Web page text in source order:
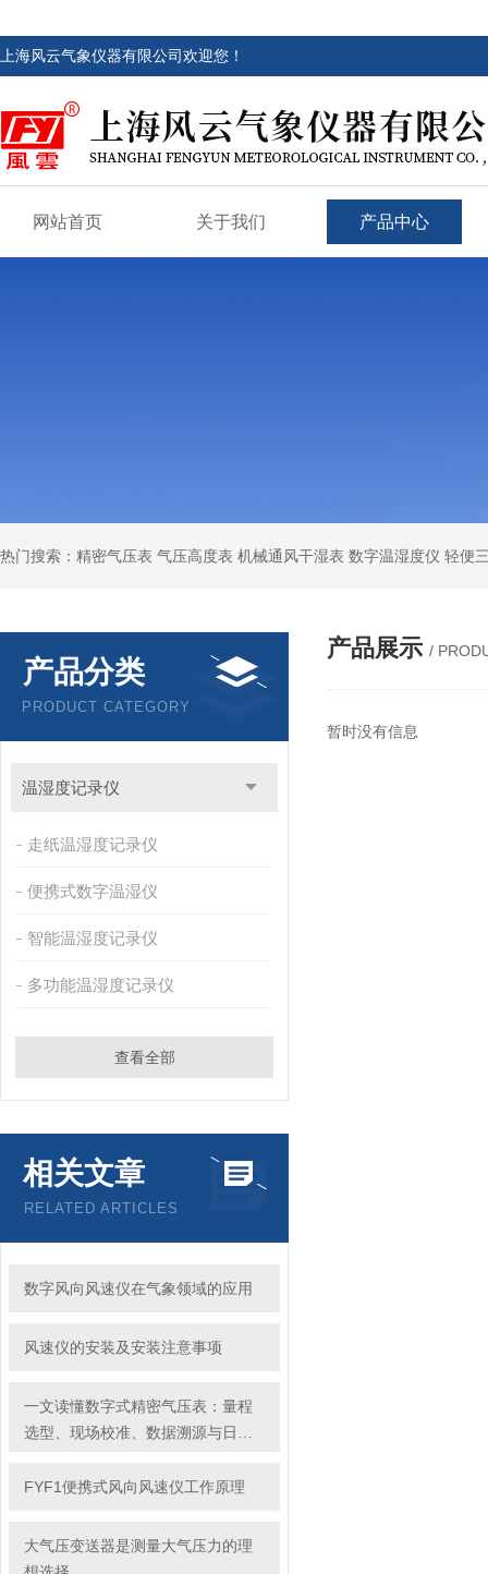
上海风云气象仪器有限公司欢迎您！
网站首页 关于我们 产品中心
产品分类
PRODUCT CATEGORY
温湿度记录仪
走纸温湿度记录仪
便携式数字温湿仪
智能温湿度记录仪
多功能温湿度记录仪
查看全部
相关文章
RELATED ARTICLES
数字风向风速仪在气象领域的应用
风速仪的安装及安装注意事项
一文读懂数字式精密气压表：量程
选型、现场校准、数据溯源与日常
FYF1便携式风向风速仪工作原理
大气压变送器是测量大气压力的理
产品展示 /
暂时没有信息